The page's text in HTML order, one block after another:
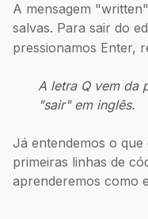
A mensagem
salvas. Para sair do
pressionamos Enter,
A letra Q vem da
"sair" em inglês.
Já entendemos o que
primeiras linhas de
aprenderemos como